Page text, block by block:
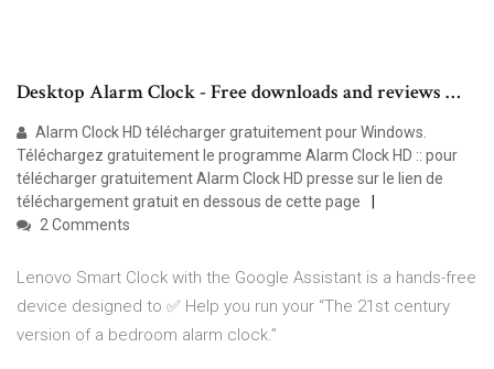
Desktop Alarm Clock - Free downloads and reviews …
Alarm Clock HD télécharger gratuitement pour Windows.
Téléchargez gratuitement le programme Alarm Clock HD :: pour
télécharger gratuitement Alarm Clock HD presse sur le lien de
téléchargement gratuit en dessous de cette page
2 Comments
Lenovo Smart Clock with the Google Assistant is a hands-free
device designed to ✅ Help you run your “The 21st century
version of a bedroom alarm clock.”